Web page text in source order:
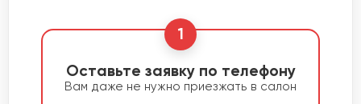
1
Оставьте заявку по телефону
Вам даже не нужно приезжать в салон